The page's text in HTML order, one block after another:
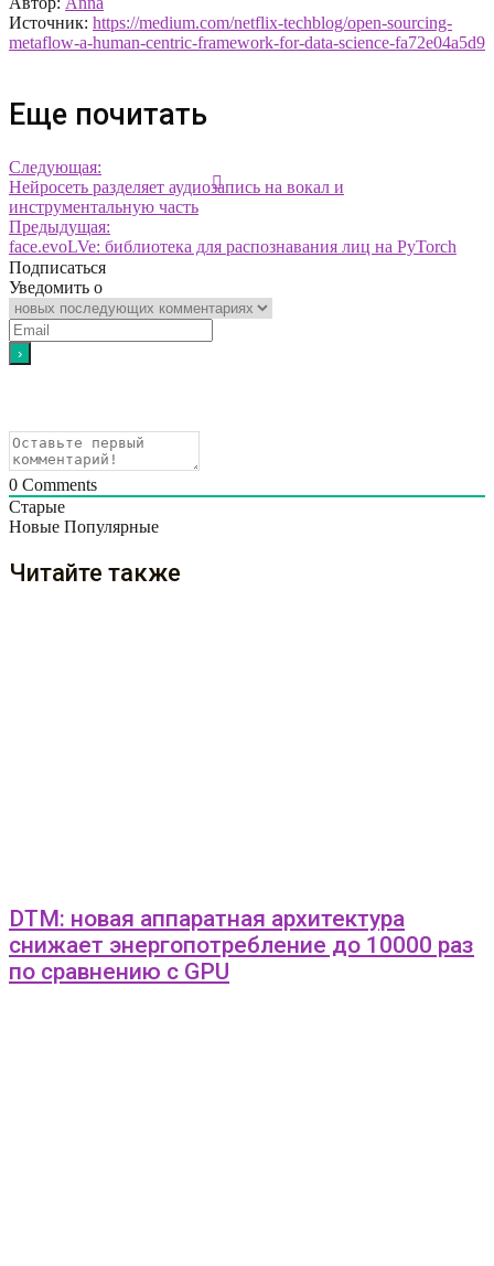
Источник: https://medium.com/netflix-techblog/open-sourcing-
metaflow-a-human-centric-framework-for-data-science-fa72e04a5d9
Еще почитать
Следующая:
Нейросеть разделяет аудиозапись на вокал и
инструментальную часть
Предыдущая:
face.evoLVe: библиотека для распознавания лиц на PyTorch
Подписаться
Уведомить о
0 Comments
Старые
Новые Популярные
Читайте также
DTM: новая аппаратная архитектура
снижает энергопотребление до 10000 раз
по сравнению с GPU